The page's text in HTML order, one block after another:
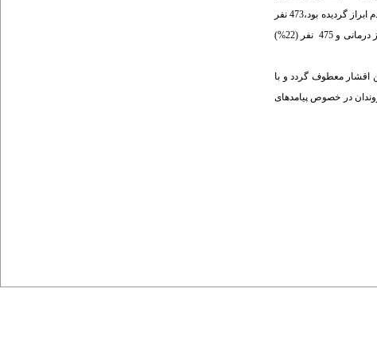
شیوع قتل مربوط به گروه­ های سنی 29-20 ساله و 69-60 ساله بود. اکثر مقتولان 1050 نفر (9/47%) متاهل بودند. شایع­ ترین علت و انگیزه احتمالی قتل در مواردی که توسط اولیاء دم ابراز گردیده بود،473 نفر
(34%) درگیری و نزاع ناشی از حالات غیر طبیعی پس از مصرف الکل یا مواد مخدر بود. 1303 نفر (2/59%) در صحنه جرم به قتل رسیده بودند و302 نفر (8/13%) حین انتقال به مراکز درمانی و 475 نفر (22%)
اقشار معطوف گردد و با
در خصوص پیامدهای